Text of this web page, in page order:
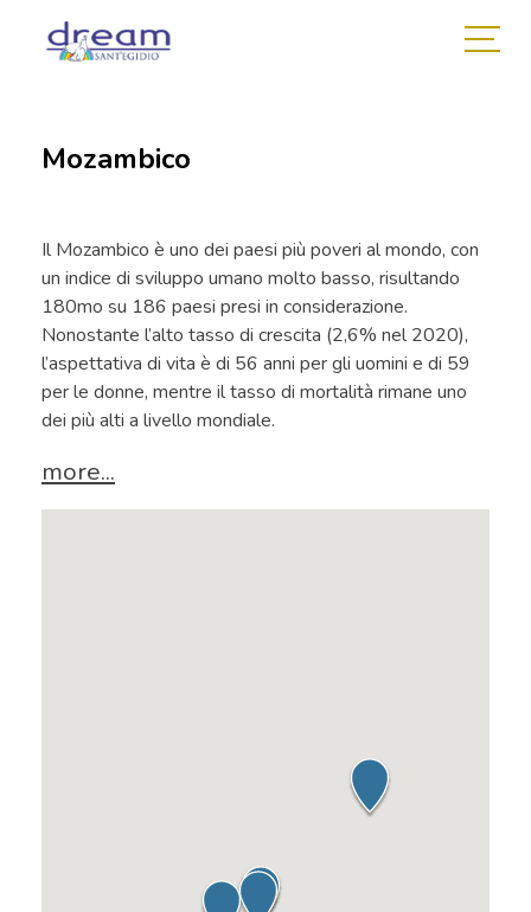
Mozambico
Il Mozambico è uno dei paesi più poveri al mondo, con
un indice di sviluppo umano molto basso, risultando
180mo su 186 paesi presi in considerazione.
Nonostante l’alto tasso di crescita (2,6% nel 2020),
l’aspettativa di vita è di 56 anni per gli uomini e di 59
per le donne, mentre il tasso di mortalità rimane uno
dei più alti a livello mondiale.
more...